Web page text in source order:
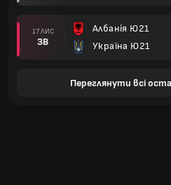
17 ЛИС
ЗВ
Албанія Ю21
Україна Ю21
Переглянути всі